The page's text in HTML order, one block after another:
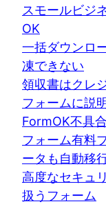
スモールビジ
OK
一括ダウンロ
凍できない
領収書はクレ
フォームに説
FormOK不具
フォーム有料
ータも自動移
高度なセキュ
扱うフォーム